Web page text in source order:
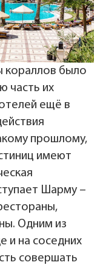
кораллов было
часть их
ещё в
прошлому,
имеют
Шарму –
Одним из
и на соседних
совершать